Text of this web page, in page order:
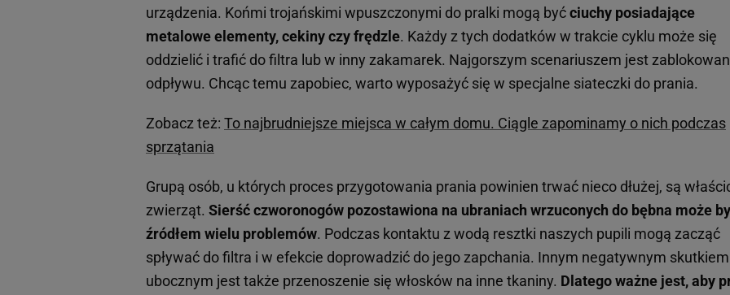
urządzenia. Końmi trojańskimi wpuszczonymi do pralki mogą byćciuchy posiadające
metalowe elementy, cekiny czy frędzle. Każdy z tych dodatków w trakcie cyklu może się
oddzielić i trafić do filtra lub w inny zakamarek. Najgorszym scenariuszem jest
odpływu. Chcąc temu zapobiec, warto wyposażyć się w specjalne siateczki do prania.
Zobacz też: To najbrudniejsze miejsca w całym domu. Ciągle zapominamy o nich podczas
sprzątania
Grupą osób, u których proces przygotowania prania powinien trwać nieco dłużej, są
zwierząt. Sierść czworonogów pozostawiona na ubraniach wrzuconych do bębna może
źródłem wielu problemów. Podczas kontaktu z wodą resztki naszych pupili mogą zacząć
spływać do filtra i w efekcie doprowadzić do jego zapchania. Innym negatywnym skutkiem
ubocznym jest także przenoszenie się włosków na inne tkaniny. Dlatego ważne jest, aby